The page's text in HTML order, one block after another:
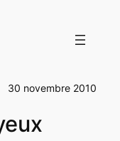
30 novembre 2010